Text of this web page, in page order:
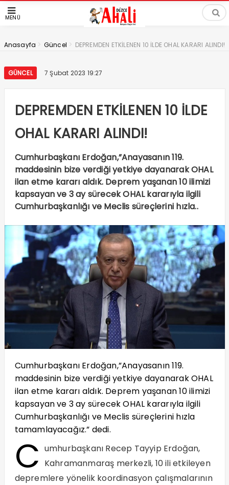
MENÜ
Anasayfa > Güncel > DEPREMDEN ETKİLENEN 10 İLDE OHAL KARARI ALINDI!
GÜNCEL 7 Şubat 2023 19:27
DEPREMDEN ETKİLENEN 10 İLDE
OHAL KARARI ALINDI!
Cumhurbaşkanı Erdoğan,”Anayasanın 119.
maddesinin bize verdiği yetkiye dayanarak OHAL
ilan etme kararı aldık. Deprem yaşanan 10 ilimizi
kapsayan ve 3 ay sürecek OHAL kararıyla ilgili
Cumhurbaşkanlığı ve Meclis süreçlerini hızla..
Cumhurbaşkanı Erdoğan,”Anayasanın 119.
maddesinin bize verdiği yetkiye dayanarak OHAL
ilan etme kararı aldık. Deprem yaşanan 10 ilimizi
kapsayan ve 3 ay sürecek OHAL kararıyla ilgili
Cumhurbaşkanlığı ve Meclis süreçlerini hızla
tamamlayacağız.” dedi.
C umhurbaşkanı Recep Tayyip Erdoğan,
Kahramanmaraş merkezli, 10 ili etkileyen
depremlere yönelik koordinasyon çalışmalarının